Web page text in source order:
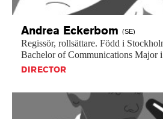
Andrea Eckerbom (SE)
Regissör, rollsättare. Född i
Bachelor of Communications Major i
DIRECTOR